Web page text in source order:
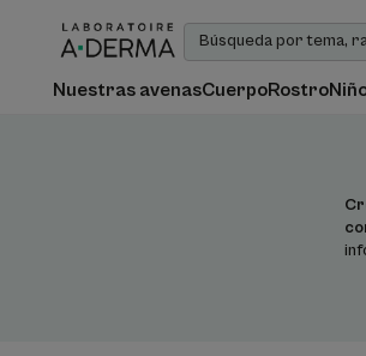
Nuestras avenasCuerpoRostro